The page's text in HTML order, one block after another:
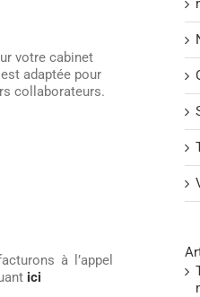
votre cabinet
est adaptée pour
collaborateurs.
à l’appel
ici